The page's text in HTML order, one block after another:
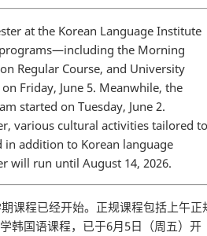
at the Korean Language Institute
the Morning
Regular Course, and University
Friday, June 5. Meanwhile, the
started on Tuesday, June 2.
various cultural activities tailored to
in addition to Korean language
will run until August 14, 2026.
课程已经开始。正规课程包括上午正
韩国语课程，已于6月5日（周五）开